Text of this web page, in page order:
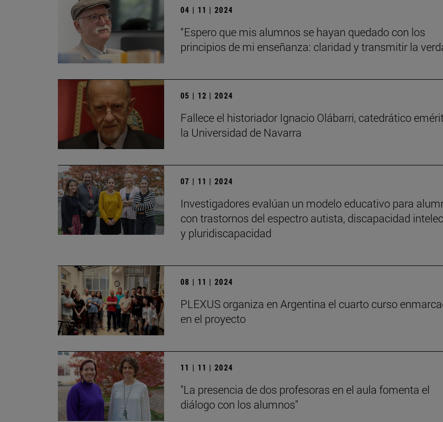
04 | 11 | 2024
“Espero que mis alumnos se hayan quedado con los
principios de mi enseñanza: claridad y transmitir la
05 | 12 | 2024
Fallece el historiador Ignacio Olábarri, catedrático
la Universidad de Navarra
07 | 11 | 2024
Investigadores evalúan un modelo educativo para
con trastornos del espectro autista, discapacidad
y pluridiscapacidad
08 | 11 | 2024
PLEXUS organiza en Argentina el cuarto curso
en el proyecto
11 | 11 | 2024
"La presencia de dos profesoras en el aula fomenta el
diálogo con los alumnos"